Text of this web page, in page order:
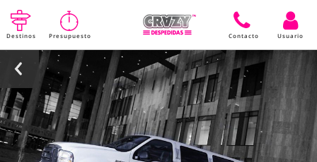
Destinos Presupuesto Contacto Usuario